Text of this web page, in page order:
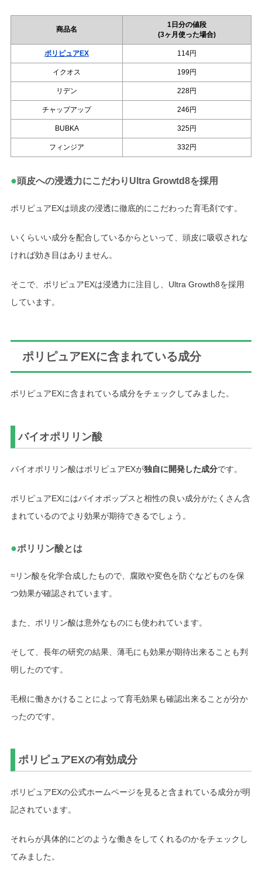
商品名
1日分の値段
(3ヶ月使った場合)
ポリピュアEX 114円
イクオス 199円
リデン 228円
チャップアップ 246円
BUBKA 325円
フィンジア 332円
●頭皮への浸透力にこだわりUltra Growtd8を採用
ポリピュアEXは頭皮の浸透に徹底的にこだわった育毛剤です。
いくらいい成分を配合しているからといって、頭皮に吸収されな
ければ効き目はありません。
そこで、ポリピュアEXは浸透力に注目し、Ultra Growth8を採用
しています。
ポリピュアEXに含まれている成分
ポリピュアEXに含まれている成分をチェックしてみました。
バイオポリリン酸
バイオポリリン酸はポリピュアEXが独自に開発した成分です。
ポリピュアEXにはバイオポップスと相性の良い成分がたくさん含
まれているのでより効果が期待できるでしょう。
●ポリリン酸とは
≈リン酸を化学合成したもので、腐敗や変色を防ぐなどものを保
つ効果が確認されています。
また、ポリリン酸は意外なものにも使われています。
そして、長年の研究の結果、薄毛にも効果が期待出来ることも判
明したのです。
毛根に働きかけることによって育毛効果も確認出来ることが分か
ったのです。
ポリピュアEXの有効成分
ポリピュアEXの公式ホームページを見ると含まれている成分が明
記されています。
それらが具体的にどのような働きをしてくれるのかをチェックし
てみました。